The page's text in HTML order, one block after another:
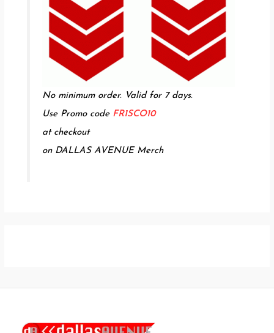
No minimum order. Valid for 7 days.
Use Promo code FR1SCO10
at checkout
on DALLAS AVENUE Merch